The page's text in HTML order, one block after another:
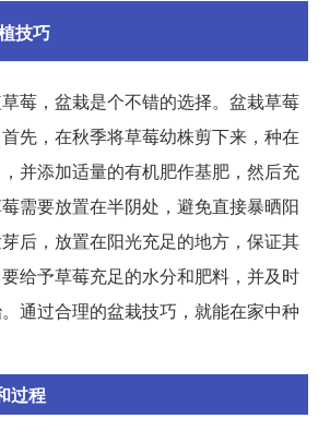
技巧
莓，盆栽是个不错的选择。盆栽草莓
先，在秋季将草莓幼株剪下来，种在
并添加适量的有机肥作基肥，然后充
需要放置在半阴处，避免直接暴晒阳
后，放置在阳光充足的地方，保证其
给予草莓充足的水分和肥料，并及时
通过合理的盆栽技巧，就能在家中种
过程